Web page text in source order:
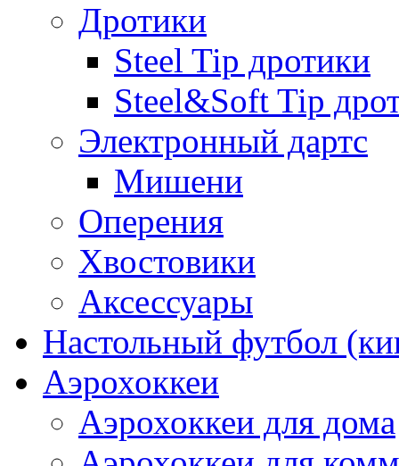
Дротики
Steel Tip дротики
Steel&Soft Tip
Электронный дартс
Мишени
Оперения
Хвостовики
Аксессуары
Настольный футбол
Аэрохоккеи
Аэрохоккеи для дома